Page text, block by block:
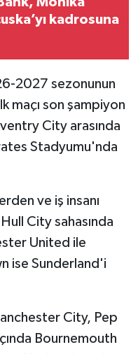
kadrosuna
2027 sezonunun
maçı son şampiyon
City arasında
Stadyumu'nda
ve iş insanı
City sahasında
United ile
ise Sunderland'i
City, Pep
Bournemouth